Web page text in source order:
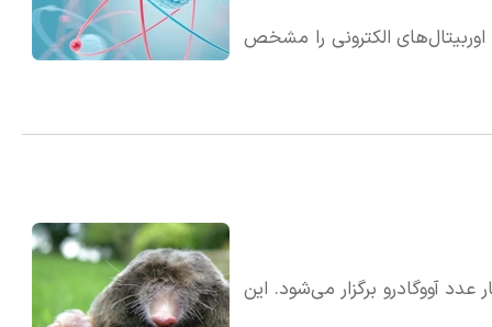
الکترونی را مشخص
آووگادرو برگزار می‌شود. این